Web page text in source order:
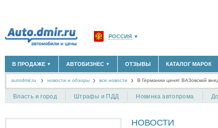
РОССИЯ ▼
САНКТ-ПЕТЕРБУРГ И ОБЛАСТЬ(14298)
КРАСНОДАРСКИЙ КРАЙ(5619)
КРЫМ РЕСПУБЛИКА(412)
В ПРОДАЖЕ ▼
НОВЫЕ АВТОМОБИЛИ(30122)
АВТОМОБИЛИ С ПРОБЕГОМ
АВТОБИЗНЕС ▼
ОФИЦИАЛЬНЫЕ ДИЛЕРЫ(1347)
ТАКСИ(278)
ОТЗЫВЫ КАТАЛОГ МАРОК
autodmir.ru новости и обзоры все новости В Германии ценят ВАЗовский
Власть и город Штрафы и ПДД Новинка автопрома
НОВОСТИ